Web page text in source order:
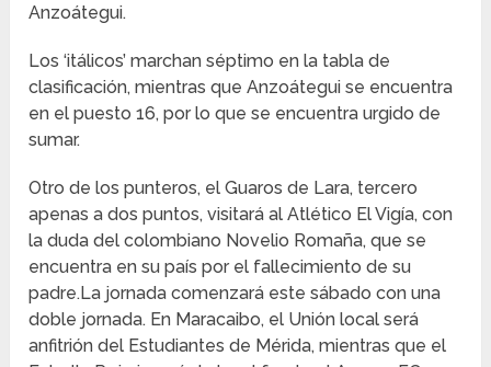
Anzoátegui.
Los ‘itálicos’ marchan séptimo en la tabla de
clasificación, mientras que Anzoátegui se encuentra
en el puesto 16, por lo que se encuentra urgido de
sumar.
Otro de los punteros, el Guaros de Lara, tercero
apenas a dos puntos, visitará al Atlético El Vigía, con
la duda del colombiano Novelio Romaña, que se
encuentra en su país por el fallecimiento de su
padre.La jornada comenzará este sábado con una
doble jornada. En Maracaibo, el Unión local será
anfitrión del Estudiantes de Mérida, mientras que el